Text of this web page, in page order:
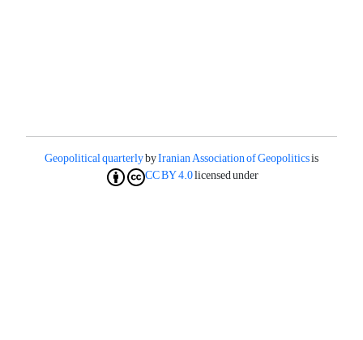
Geopolitical quarterlybyIranian Association of Geopoliticsis
licensed under
CC BY 4.0